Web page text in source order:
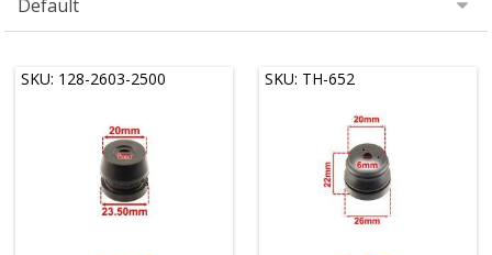
SKU: 128-2603-2500 SKU: TH-652